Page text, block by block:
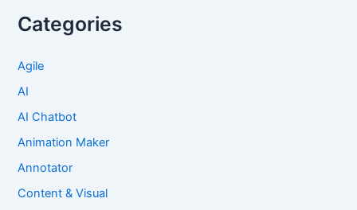
Categories
Agile
AI
AI Chatbot
Animation Maker
Annotator
Content & Visual